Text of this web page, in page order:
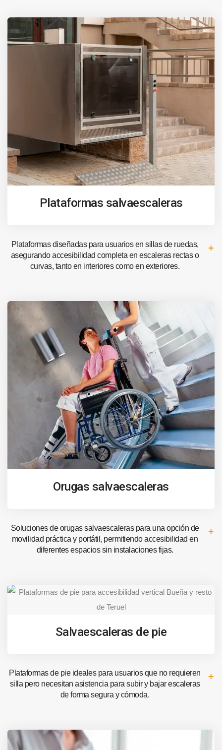
Plataformas salvaescaleras
Plataformas diseñadas para usuarios en sillas de ruedas,
asegurando accesibilidad completa en escaleras rectas o
curvas, tanto en interiores como en exteriores.
Orugas salvaescaleras
Soluciones de orugas salvaescaleras para una opción de
movilidad práctica y portátil, permitiendo accesibilidad en
diferentes espacios sin instalaciones fijas.
Salvaescaleras de pie
Plataformas de pie ideales para usuarios que no requieren
silla pero necesitan asistencia para subir y bajar escaleras
de forma segura y cómoda.